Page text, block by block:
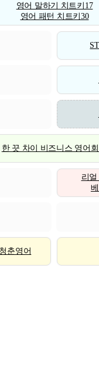
영어 말하기 치트키17
영어 패턴 치트키30
한 끗 차이 비즈니스 영어
리
춘영어